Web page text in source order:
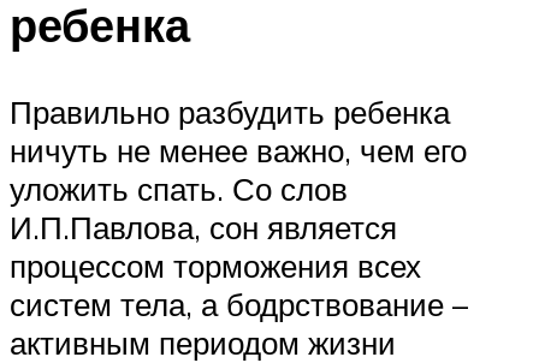
ребенка
Правильно разбудить ребенка
ничуть не менее важно, чем его
уложить спать. Со слов
И.П.Павлова, сон является
процессом торможения всех
систем тела, а бодрствование –
активным периодом жизни